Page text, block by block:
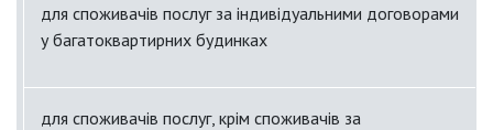
для споживачів послуг за індивідуальними договорами
у багатоквартирних будинках
для споживачів послуг, крім споживачів за